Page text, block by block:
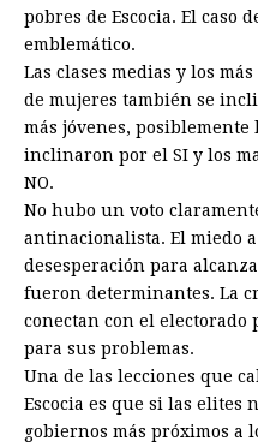
pobres de Escocia. El caso
emblemático.
Las clases medias y los
de mujeres también se
más jóvenes, posiblemente
inclinaron por el SI y los
NO.
No hubo un voto
antinacionalista. El miedo
desesperación para
fueron determinantes. La
conectan con el
para sus problemas.
Una de las lecciones que
Escocia es que si las elites
gobiernos más próximos a